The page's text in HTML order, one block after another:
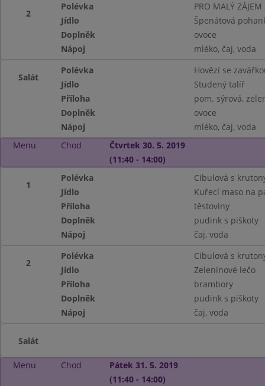
2
Polévka
PRO MALÝ
Jídlo
Špenátová
Doplněk
ovoce
Nápoj
mléko, čaj, voda
Salát
Polévka
Hovězí se
Jídlo
Studený talíř
Příloha
pom. sýrová,
Doplněk
ovoce
Nápoj
mléko, čaj, voda
Menu
Chod
Čtvrtek 30. 5. 2019
(11:40 - 14:00)
1
Polévka
Cibulová s
Jídlo
Kuřecí maso na
Příloha
těstoviny
Doplněk
pudink s piškoty
Nápoj
čaj, voda
2
Polévka
Cibulová s
Jídlo
Zeleninové lečo
Příloha
brambory
Doplněk
pudink s piškoty
Nápoj
čaj, voda
Salát
Menu Chod
Pátek 31. 5. 2019
(11:40 - 14:00)